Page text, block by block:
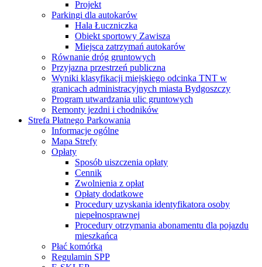
Projekt
Parkingi dla autokarów
Hala Łuczniczka
Obiekt sportowy Zawisza
Miejsca zatrzymań autokarów
Równanie dróg gruntowych
Przyjazna przestrzeń publiczna
Wyniki klasyfikacji miejskiego odcinka TNT w
granicach administracyjnych miasta Bydgoszczy
Program utwardzania ulic gruntowych
Remonty jezdni i chodników
Strefa Płatnego Parkowania
Informacje ogólne
Mapa Strefy
Opłaty
Sposób uiszczenia opłaty
Cennik
Zwolnienia z opłat
Opłaty dodatkowe
Procedury uzyskania identyfikatora osoby
niepełnosprawnej
Procedury otrzymania abonamentu dla pojazdu
mieszkańca
Płać komórką
Regulamin SPP